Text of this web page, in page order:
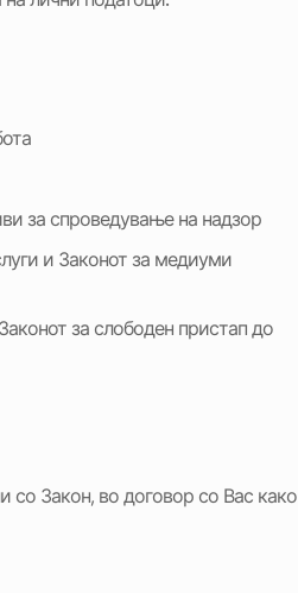
за спроведување на надзор
и Законот за медиуми
за слободен пристап до
со Закон, во договор со Вас како